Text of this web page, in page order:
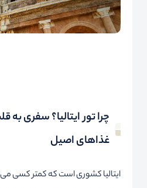
چرا تور ایتالیا؟ سفری به
غذاهای اصیل
ایتالیا کشوری است که کمتر کسی می